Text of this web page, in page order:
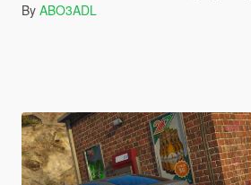
By ABO3ADL